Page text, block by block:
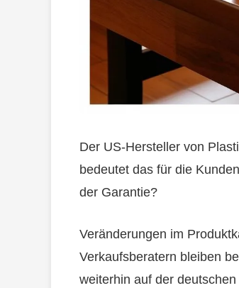
Der US-Hersteller von
bedeutet das für die
der Garantie?
Veränderungen im
Verkaufsberatern bleiben
weiterhin auf der